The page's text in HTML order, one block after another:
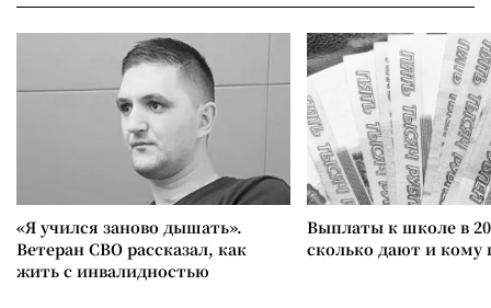
«Я учился заново дышать».
Ветеран СВО рассказал, как
жить с инвалидностью
Выплаты к школе в
сколько дают и